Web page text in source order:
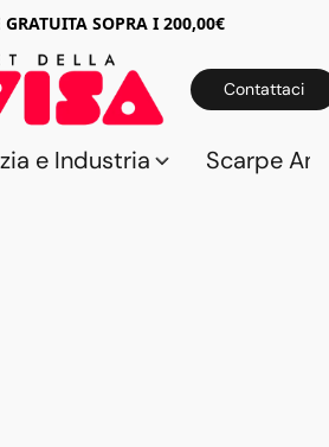
GRATUITA SOPRA I 200,00€
Contattaci
e Industria Scarpe